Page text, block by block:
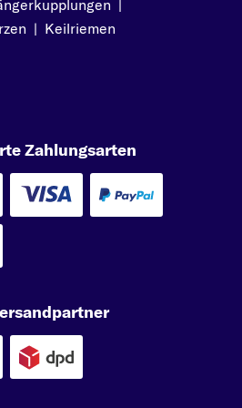
|
| Keilriemen
Zahlungsarten